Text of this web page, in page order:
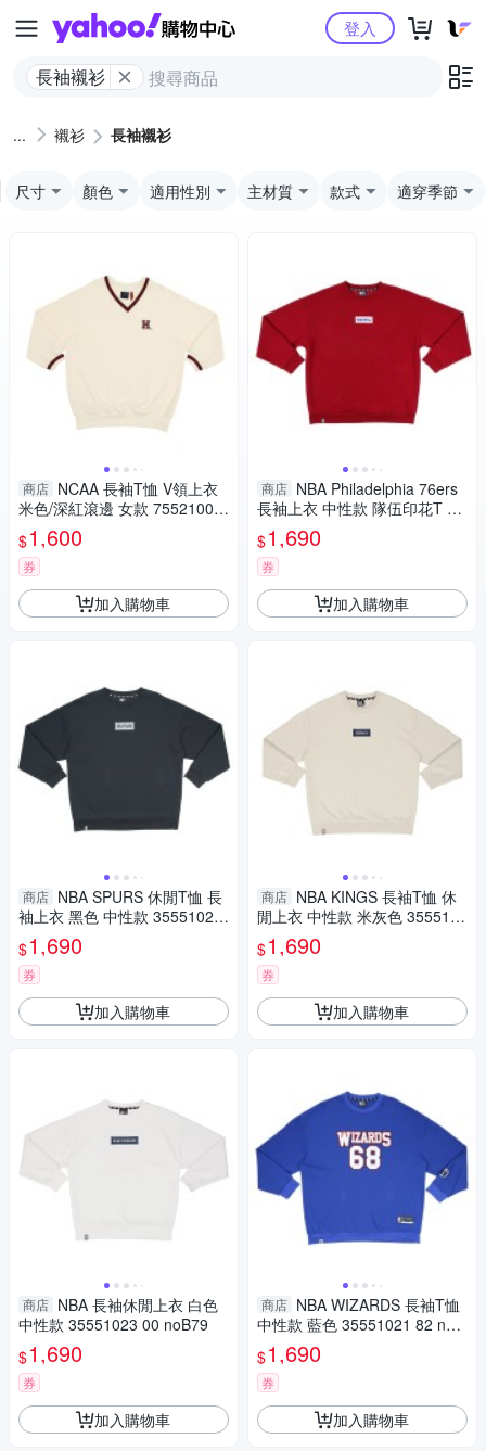
Yahoo購物中心
長袖襯衫
登入
襯衫 長袖襯衫
尺寸 顏色 適用性別 主材質 款式 適穿季節
商店 NCAA 長袖T恤 V領上衣
米色/深紅滾邊 女款 75521006
01 noH79
$1,600
券
加入購物車
商店 NBA SPURS 休閒T恤 長
袖上衣 黑色 中性款 35551025
20 noB81
$1,690
券
加入購物車
商店 NBA 長袖休閒上衣 白色
中性款 35551023 00 noB79
$1,690
券
加入購物車
商店 NBA Philadelphia 76ers
長袖上衣 中性款 隊伍印花T 紅
色 35551026 40 noB82
$1,690
券
加入購物車
商店 NBA KINGS 長袖T恤 休
閒上衣 中性款 米灰色 3555102
4 11 noB80
$1,690
券
加入購物車
商店 NBA WIZARDS 長袖T恤
中性款 藍色 35551021 82 noB
78
$1,690
券
加入購物車